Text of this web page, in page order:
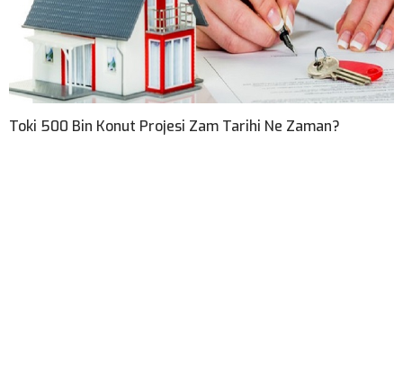
Toki 500 Bin Konut Projesi Zam Tarihi Ne Zaman?